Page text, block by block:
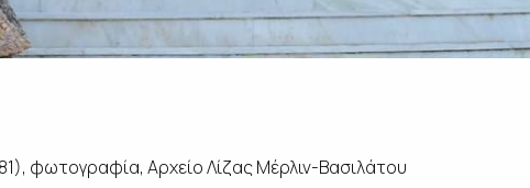
, φωτογραφία, Αρχείο Λίζας Μέρλιν-Βασιλάτου